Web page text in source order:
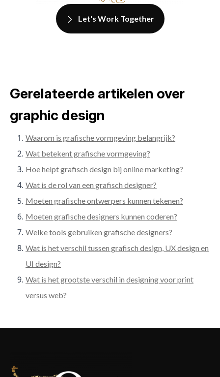
Let's Work Together
Gerelateerde artikelen over
graphic design
Waarom is grafische vormgeving belangrijk?
Wat betekent grafische vormgeving?
Hoe helpt grafisch design bij online marketing?
Wat is de rol van een grafisch designer?
Moeten grafische ontwerpers kunnen tekenen?
Moeten grafische designers kunnen coderen?
Welke tools gebruiken grafische designers?
Wat is het verschil tussen grafisch design, UX design en
UI design?
Wat is het grootste verschil in designing voor print
versus web?